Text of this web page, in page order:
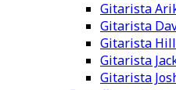
Gitarista
Gitarista
Gitarista
Gitarista
Gitarista